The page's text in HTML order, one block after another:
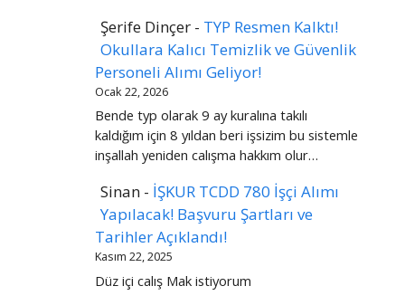
Şerife Dinçer- TYP Resmen Kalktı!
Okullara Kalıcı Temizlik ve Güvenlik
Personeli Alımı Geliyor!
Ocak 22, 2026
Bende typ olarak 9 ay kuralına takılı
kaldığım için 8 yıldan beri işsizim bu sistemle
inşallah yeniden calışma hakkım olur…
Sinan- İŞKUR TCDD 780 İşçi Alımı
Yapılacak! Başvuru Şartları ve
Tarihler Açıklandı!
Kasım 22, 2025
Düz içi calış Mak istiyorum